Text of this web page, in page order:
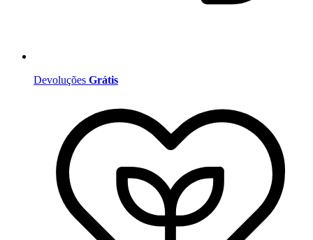
Devoluções Grátis